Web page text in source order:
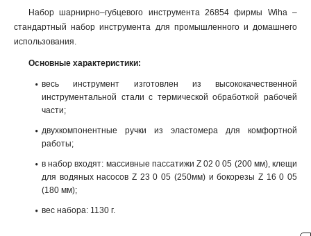
Набор шарнирно–губцевого инструмента 26854 фирмы Wiha –
стандартный набор инструмента для промышленного и домашнего
использования.
Основные характеристики:
весь инструмент изготовлен из высококачественной
инструментальной стали с термической обработкой рабочей
части;
двухкомпонентные ручки из эластомера для комфортной
работы;
в набор входят: массивные пассатижи Z 02 0 05 (200 мм), клещи
для водяных насосов Z 23 0 05 (250мм) и бокорезы Z 16 0 05
(180 мм);
вес набора: 1130 г.